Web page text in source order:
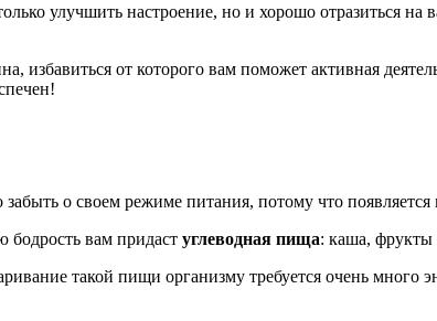
улучшить настроение, но и хорошо отразиться
избавиться от которого вам поможет активная
о своем режиме питания, потому что появляется
бодрость вам придаст углеводная пища: каша, фрукты
такой пищи организму требуется очень много